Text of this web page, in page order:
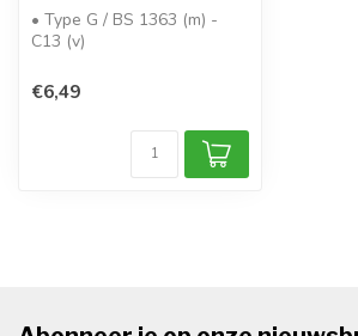
• Type G / BS 1363 (m) -
C13 (v)
- rechte C13
• kabe...
€6,49